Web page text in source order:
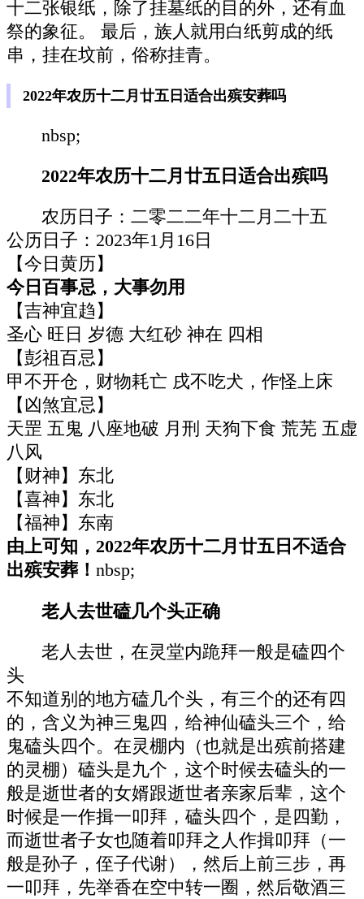
十二张银纸，除了挂墓纸的目的外，还有血
祭的象征。 最后，族人就用白纸剪成的纸
串，挂在坟前，俗称挂青。
2022年农历十二月廿五日适合出殡安葬吗
nbsp;
2022年农历十二月廿五日适合出殡吗
农历日子：二零二二年十二月二十五
公历日子：2023年1月16日
【今日黄历】
今日百事忌，大事勿用
【吉神宜趋】
圣心 旺日 岁德 大红砂 神在 四相
【彭祖百忌】
甲不开仓，财物耗亡 戌不吃犬，作怪上床
【凶煞宜忌】
天罡 五鬼 八座地破 月刑 天狗下食 荒芜 五虚
八风
【财神】东北
【喜神】东北
【福神】东南
由上可知，2022年农历十二月廿五日不适合
出殡安葬！ nbsp;
老人去世磕几个头正确
老人去世，在灵堂内跪拜一般是磕四个
头
不知道别的地方磕几个头，有三个的还有四
的，含义为神三鬼四，给神仙磕头三个，给
鬼磕头四个。在灵棚内（也就是出殡前搭建
的灵棚）磕头是九个，这个时候去磕头的一
般是逝世者的女婿跟逝世者亲家后辈，这个
时候是一作揖一叩拜，磕头四个，是四勤，
而逝世者子女也随着叩拜之人作揖叩拜（一
般是孙子，侄子代谢），然后上前三步，再
一叩拜，先举香在空中转一圈，然后敬酒三